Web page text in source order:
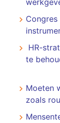
HR-
te
Moeten
zoals